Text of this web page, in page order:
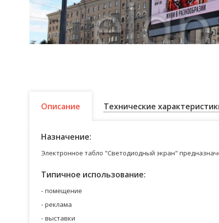
Описание Технические
Назначение:
Электронное табло "Светодиодный экран"
Типичное использование:
помещение
реклама
выставки